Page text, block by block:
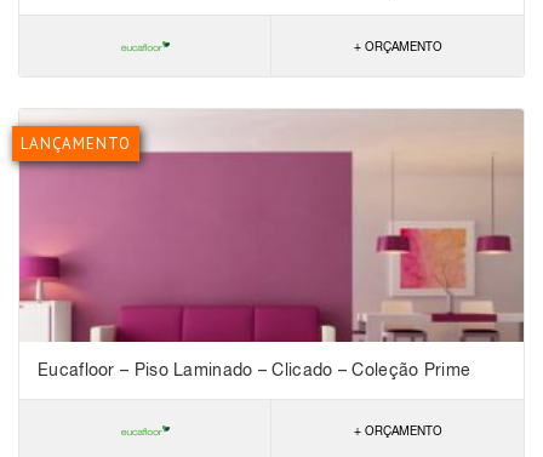
+ ORÇAMENTO
LANÇAMENTO
Eucafloor – Piso Laminado – Clicado – Coleção Prime
+ ORÇAMENTO